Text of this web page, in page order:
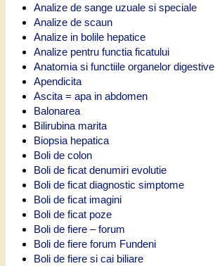
Analize de sange uzuale si speciale
Analize de scaun
Analize in bolile hepatice
Analize pentru functia ficatului
Anatomia si functiile organelor digestive
Apendicita
Ascita = apa in abdomen
Balonarea
Bilirubina marita
Biopsia hepatica
Boli de colon
Boli de ficat denumiri evolutie
Boli de ficat diagnostic simptome
Boli de ficat imagini
Boli de ficat poze
Boli de fiere – forum
Boli de fiere forum Fundeni
Boli de fiere si cai biliare